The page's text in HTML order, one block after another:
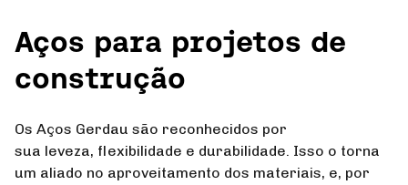
Aços para projetos de
construção
Os Aços Gerdau são reconhecidos por
sua leveza, flexibilidade e durabilidade. Isso o torna
um aliado no aproveitamento dos materiais, e, por